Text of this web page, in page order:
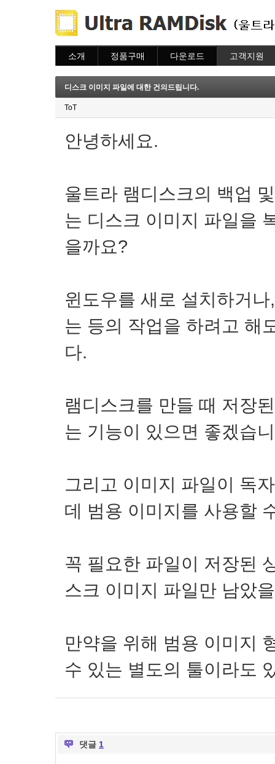
소개 정품구매
주문조회
이용안내
다운로드 고객지원
질문하기
디스크 이미지 파일에 대한 건의드립니다.
ToT
안녕하세요.
울트라 램디스크의 백업
는 디스크 이미지 파일을
을까요?
윈도우를 새로 설치하거
는 등의 작업을 하려고 해
다.
램디스크를 만들 때 저장
는 기능이 있으면 좋겠습
그리고 이미지 파일이 독
데 범용 이미지를 사용할
꼭 필요한 파일이 저장된
스크 이미지 파일만 남았
만약을 위해 범용 이미지
수 있는 별도의 툴이라도
댓글 1